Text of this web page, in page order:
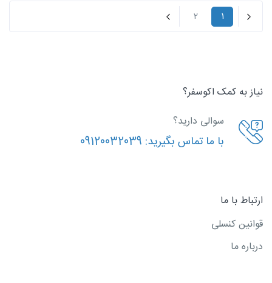
قبلی 1
2 بعد
نیاز به کمک اکوسفر؟
سوالی دارید؟
با ما تماس بگیرید: 09120032039
ارتباط با ما
قوانین کنسلی
درباره ما